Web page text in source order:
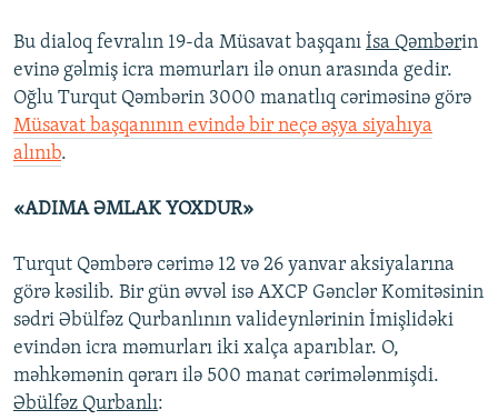
Bu dialoq fevralın 19-da Müsavat başqanı İsa Qəmbərin
evinə gəlmiş icra məmurları ilə onun arasında gedir.
Oğlu Turqut Qəmbərin 3000 manatlıq cəriməsinə görə
Müsavat başqanının evində bir neçə əşya siyahıya
alınıb.
«ADIMA ƏMLAK YOXDUR»
Turqut Qəmbərə cərimə 12 və 26 yanvar aksiyalarına
görə kəsilib. Bir gün əvvəl isə AXCP Gənclər Komitəsinin
sədri Əbülfəz Qurbanlının valideynlərinin İmişlidəki
evindən icra məmurları iki xalça aparıblar. O,
məhkəmənin qərarı ilə 500 manat cərimələnmişdi.
Əbülfəz Qurbanlı: